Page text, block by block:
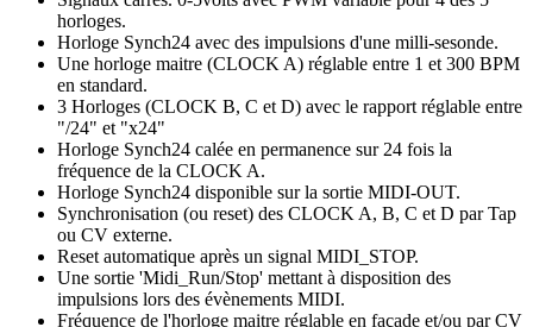
horloges.
Horloge Synch24 avec des impulsions d'une milli-sesonde.
Une horloge maitre (CLOCK A) réglable entre 1 et 300 BPM
en standard.
3 Horloges (CLOCK B, C et D) avec le rapport réglable entre
"/24" et "x24"
Horloge Synch24 calée en permanence sur 24 fois la
fréquence de la CLOCK A.
Horloge Synch24 disponible sur la sortie MIDI-OUT.
Synchronisation (ou reset) des CLOCK A, B, C et D par Tap
ou CV externe.
Reset automatique après un signal MIDI_STOP.
Une sortie 'Midi_Run/Stop' mettant à disposition des
impulsions lors des évènements MIDI.
Fréquence de l'horloge maitre réglable en façade et/ou par CV